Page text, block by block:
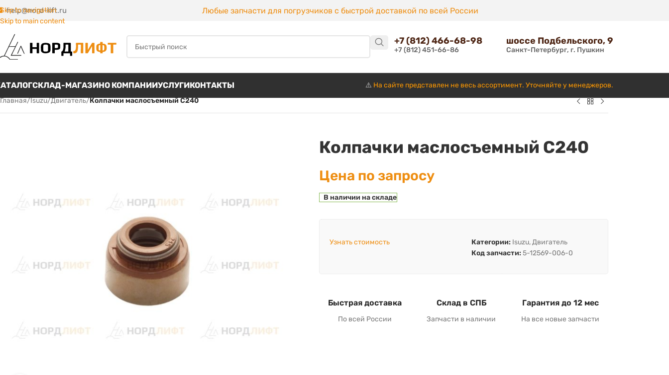
Skip to navigation
Skip to main content
help@nord-lift.ru Любые запчасти для погрузчиков с быстрой доставкой по всей России
+7 (812) 466-68-98
+7 (812) 451-66-86
шоссе Подбельского, 9
Санкт-Петербург, г. Пушкин
СКЛАД-МАГАЗИНО КОМПАНИИУСЛУГИКОНТАКТЫ ⚠️ На сайте представлен не весь ассортимент. Уточняйте у менеджеров.
Главная/Isuzu/Двигатель/Колпачки маслосъемный С240
Колпачки маслосъемный С240
Цена по запросу
В наличии на складе
Узнать стоимость Категории: Isuzu, Двигатель
Код запчасти: 5-12569-006-0
Быстрая доставка
По всей России
Склад в СПБ
Запчасти в наличии
Гарантия до 12 мес
На все новые запчасти